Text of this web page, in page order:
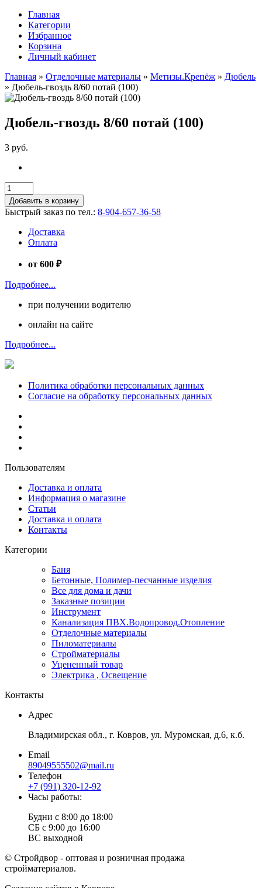
Главная
Категории
Избранное
Корзина
Личный кабинет
Главная » Отделочные материалы » Метизы.Крепёж » Дюбель
» Дюбель-гвоздь 8/60 потай (100)
Дюбель-гвоздь 8/60 потай (100)
3 руб.
Добавить в корзину
Быстрый заказ по тел.: 8-904-657-36-58
Доставка
Оплата
от 600 ₽
Подробнее...
при получении водителю
онлайн на сайте
Подробнее...
Политика обработки персональных данных
Согласие на обработку персональных данных
Пользователям
Доставка и оплата
Информация о магазине
Статьи
Доставка и оплата
Контакты
Категории
Баня
Бетонные, Полимер-песчанные изделия
Все для дома и дачи
Заказные позиции
Инструмент
Канализация ПВХ.Водопровод.Отопление
Отделочные материалы
Пиломатериалы
Стройматериалы
Уцененный товар
Электрика , Освещение
Контакты
Адрес
Владимирская обл., г. Ковров, ул. Муромская, д.6, к.б.
Email
89049555502@mail.ru
Телефон
+7 (991) 320-12-92
Часы работы:
Будни с 8:00 до 18:00
СБ с 9:00 до 16:00
ВС выходной
© Стройдвор - оптовая и розничная продажа
стройматериалов.